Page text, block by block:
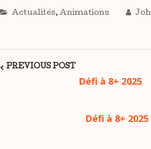
Actualités, Animations
Post
PREVIOUS POST
Défi à 8+ 2025
Défi à 8+ 2025